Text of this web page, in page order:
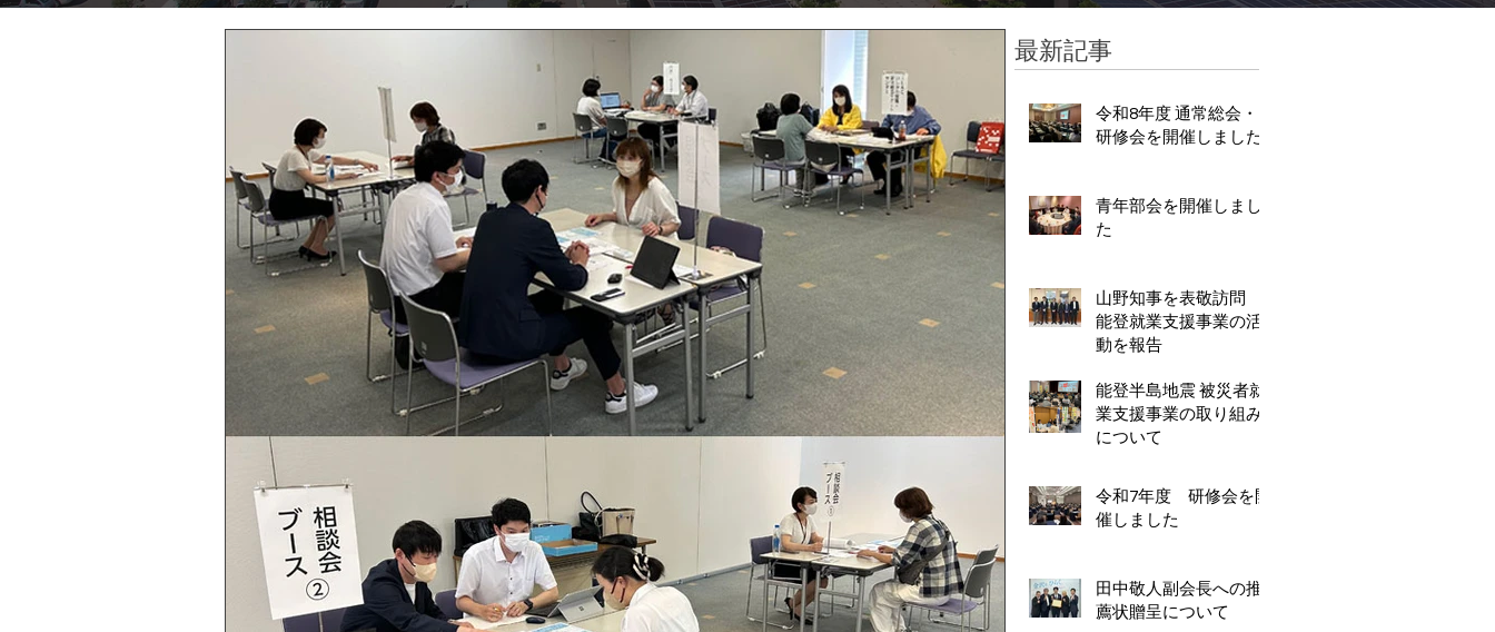
最新記事
令和8年度 通常総会・
研修会を開催しました
青年部会を開催しまし
た
山野知事を表敬訪問
能登就業支援事業の活
動を報告
能登半島地震 被災者就
業支援事業の取り組み
について
令和7年度 研修会を開
催しました
田中敬人副会長への推
薦状贈呈について